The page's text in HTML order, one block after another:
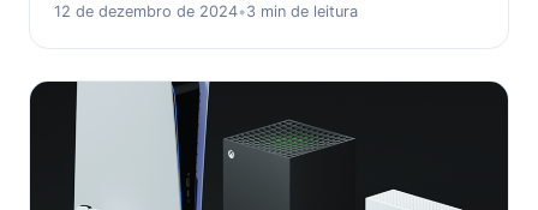
12 de dezembro de 2024•3 min de leitura